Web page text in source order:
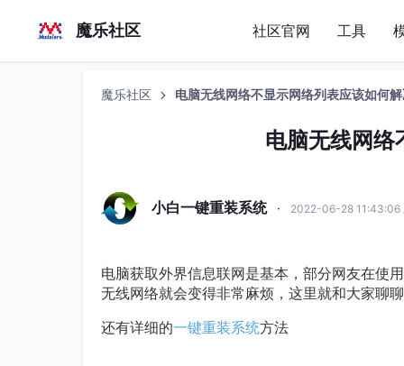
魔乐社区 社区官网 工具
魔乐社区 电脑无线网络不显示网络列表应该如何
电脑无线网络
小白一键重装系统 · 2022-06-28 11:43:06
电脑获取外界信息联网是基本，部分网友在使
无线网络就会变得非常麻烦，这里就和大家聊
还有详细的一键重装系统方法